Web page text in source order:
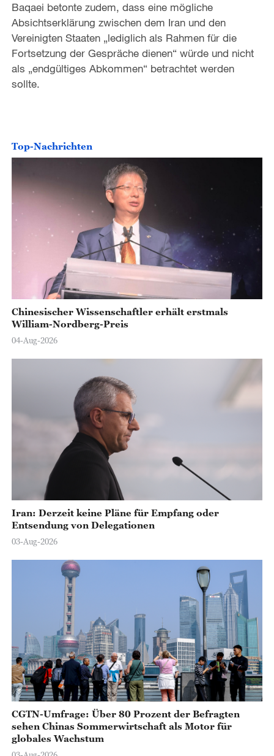
Baqaei betonte zudem, dass eine mögliche
Absichtserklärung zwischen dem Iran und den
Vereinigten Staaten „lediglich als Rahmen für die
Fortsetzung der Gespräche dienen“ würde und nicht
als „endgültiges Abkommen“ betrachtet werden
sollte.
Top-Nachrichten
Chinesischer Wissenschaftler erhält erstmals
William-Nordberg-Preis
04-Aug-2026
Iran: Derzeit keine Pläne für Empfang oder
Entsendung von Delegationen
03-Aug-2026
CGTN-Umfrage: Über 80 Prozent der Befragten
sehen Chinas Sommerwirtschaft als Motor für
globales Wachstum